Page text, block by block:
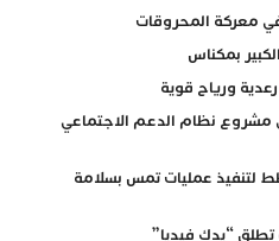
معركة المحروقات
ورياح قوية
نظام الدعم الاجتماعي
عمليات تمس بسلامة
تطلق “يدك فيديا”